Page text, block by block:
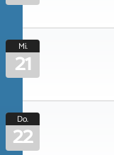
Mi.
21
Do.
22